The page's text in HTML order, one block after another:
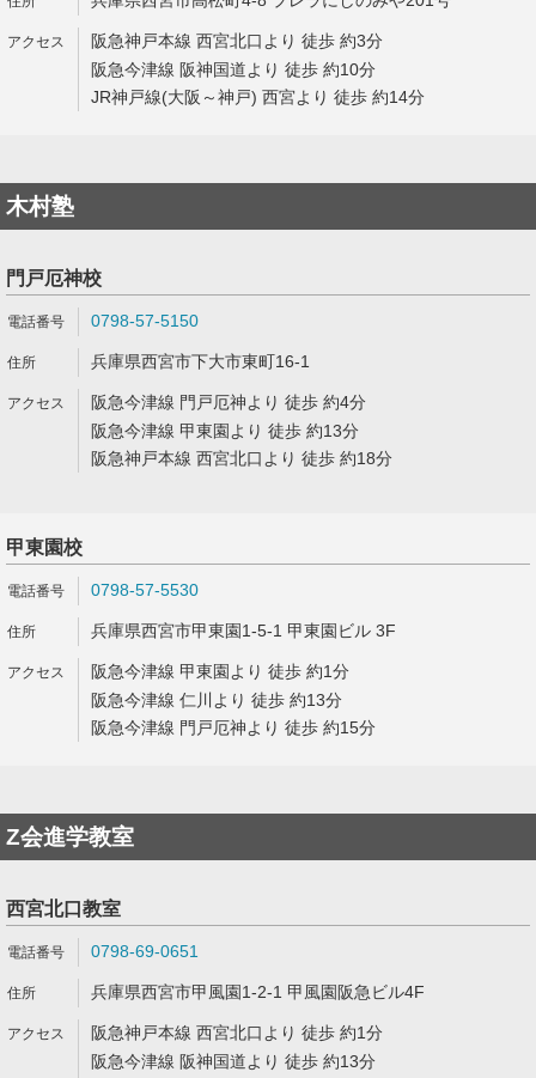
阪急神戸本線 西宮北口より 徒歩 約3分
阪急今津線 阪神国道より 徒歩 約10分
JR神戸線(大阪～神戸) 西宮より 徒歩 約14分
木村塾
門戸厄神校
0798-57-5150
兵庫県西宮市下大市東町16-1
阪急今津線 門戸厄神より 徒歩 約4分
阪急今津線 甲東園より 徒歩 約13分
阪急神戸本線 西宮北口より 徒歩 約18分
甲東園校
0798-57-5530
兵庫県西宮市甲東園1-5-1 甲東園ビル 3F
阪急今津線 甲東園より 徒歩 約1分
阪急今津線 仁川より 徒歩 約13分
阪急今津線 門戸厄神より 徒歩 約15分
Z会進学教室
西宮北口教室
0798-69-0651
兵庫県西宮市甲風園1-2-1 甲風園阪急ビル4F
阪急神戸本線 西宮北口より 徒歩 約1分
阪急今津線 阪神国道より 徒歩 約13分